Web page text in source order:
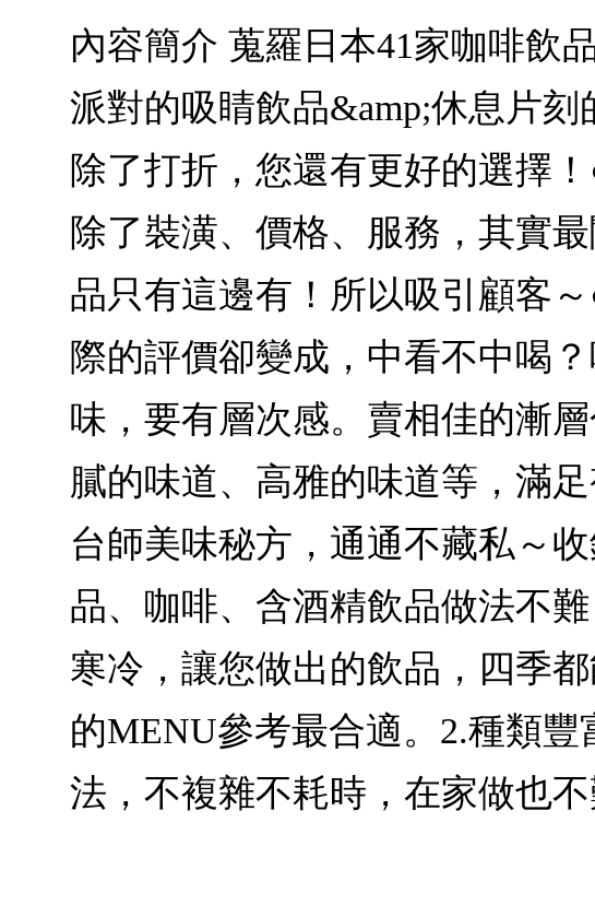
內容簡介 蒐羅日本41家咖啡飲
派對的吸睛飲品&amp;休息片
除了打折，您還有更好的選擇
除了裝潢、價格、服務，其實
品只有這邊有！所以吸引顧客
際的評價卻變成，中看不中喝
味，要有層次感。賣相佳的漸
膩的味道、高雅的味道等，滿
台師美味秘方，通通不藏私～
品、咖啡、含酒精飲品做法不
寒冷，讓您做出的飲品，四季
的MENU參考最合適。2.種類
法，不複雜不耗時，在家做也不